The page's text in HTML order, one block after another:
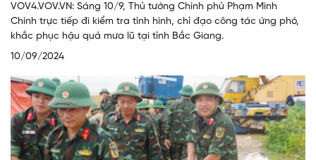
VOV4.VOV.VN: Sáng 10/9, Thủ tướng Chính phủ Phạm Minh
Chính trực tiếp đi kiểm tra tình hình, chỉ đạo công tác ứng phó,
khắc phục hậu quả mưa lũ tại tỉnh Bắc Giang.
10/09/2024